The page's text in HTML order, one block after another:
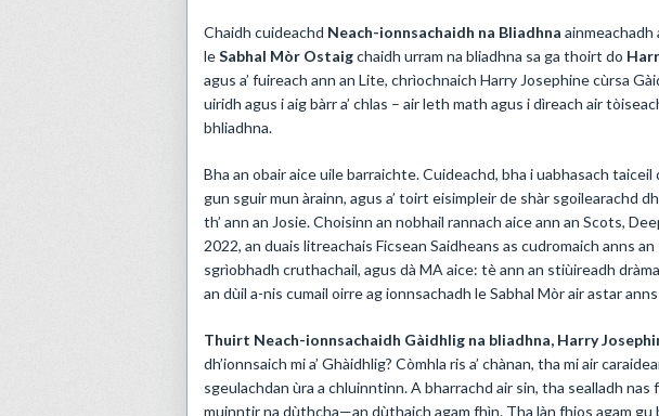
Chaidh cuideachd Neach-ionnsachaidh na Bliadhna ainmeachadh
leSabhal Mòr Ostaigchaidh urram na bliadhna sa ga thoirt do
agus a’ fuireach ann an Lite, chrìochnaich Harry Josephine cùrsa
uiridh agus i aig bàrr a’ chlas – air leth math agus i dìreach air
bhliadhna.
Bha an obair aice uile barraichte. Cuideachd, bha i uabhasach taiceil
gun sguir mun àrainn, agus a’ toirt eisimpleir de shàr sgoilearachd
th’ ann an Josie. Choisinn an nobhail rannach aice ann an Scots,
2022, an duais litreachais Ficsean Saidheans as cudromaich anns
sgrìobhadh cruthachail, agus dà MA aice: tè ann an stiùireadh
an dùil a-nis cumail oirre ag ionnsachadh le Sabhal Mòr air astar
Thuirt Neach-ionnsachaidh Gàidhlig na bliadhna, Harry
dh’ionnsaich mi a’ Ghàidhlig? Còmhla ris a’ chànan, tha mi air
sgeulachdan ùra a chluinntinn. A bharrachd air sin, tha sealladh
muinntir na dùthcha—an dùthaich agam fhìn. Tha làn fhios agam